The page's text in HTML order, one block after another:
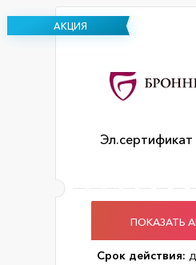
АКЦИЯ
ПОКАЗАТЬ
Срок действия: